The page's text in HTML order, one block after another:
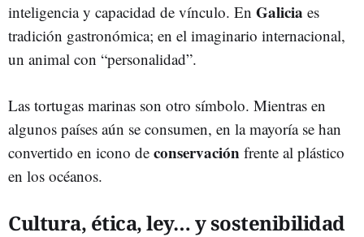
inteligencia y capacidad de vínculo. En Galicia es
tradición gastronómica; en el imaginario internacional,
un animal con “personalidad”.
Las tortugas marinas son otro símbolo. Mientras en
algunos países aún se consumen, en la mayoría se han
convertido en icono de conservación frente al plástico
en los océanos.
Cultura, ética, ley… y sostenibilidad